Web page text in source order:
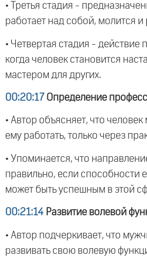
• Третья стадия -
работает над собой, молится и
• Четвертая стадия - действие
когда человек становится
мастером для других.
00:20:17 Определение
• Автор объясняет, что
ему работать, только через
• Упоминается, что
правильно, если способности
может быть успешным в этой
00:21:14 Развитие волевой
• Автор подчеркивает, что
развивать свою волевую